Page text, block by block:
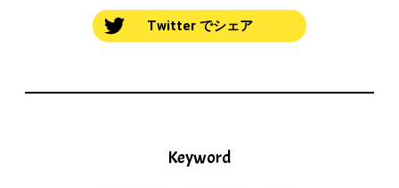
Twitter でシェア
Keyword